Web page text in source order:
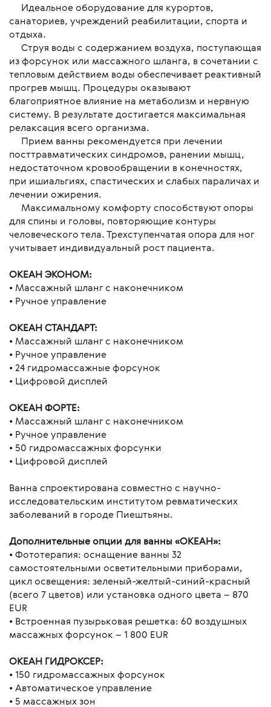
Идеальное оборудование для курортов,
санаториев, учреждений реабилитации, спорта и
отдыха.
Струя воды с содержанием воздуха, поступающая
из форсунок или массажного шланга, в сочетании с
тепловым действием воды обеспечивает реактивный
прогрев мышц. Процедуры оказывают
благоприятное влияние на метаболизм и нервную
систему. В результате достигается максимальная
релаксация всего организма.
Прием ванны рекомендуется при лечении
посттравматических синдромов, ранении мышц,
недостаточном кровообращении в конечностях,
при ишиальгиях, спастических и слабых параличах и
лечении ожирения.
Максимальному комфорту способствуют опоры
для спины и головы, повторяющие контуры
человеческого тела. Трехступенчатая опора для ног
учитывает индивидуальный рост пациента.
ОКЕАН ЭКОНОМ:
• Массажный шланг с наконечником
• Ручное управление
ОКЕАН СТАНДАРТ:
• Массажный шланг с наконечником
• Ручное управление
• 24 гидромассажные форсунок
• Цифровой дисплей
ОКЕАН ФОРТЕ:
• Массажный шланг с наконечником
• Ручное управление
• 50 гидромассажных форсунки
• Цифровой дисплей
Ванна спроектирована совместно с научно-
исследовательским институтом ревматических
заболеваний в городе Пиештьяны.
Дополнительные опции для ванны «ОКЕАН»:
• Фототерапия: оснащение ванны 32
самостоятельными осветительными приборами,
цикл освещения: зеленый-желтый-синий-красный
(всего 7 цветов) или установка одного цвета – 870
EUR
• Встроенная пузырьковая решетка: 60 воздушных
массажных форсунок – 1 800 EUR
ОКЕАН ГИДРОКСЕР:
• 150 гидромассажных форсунок
• Автоматическое управление
• 5 массажных зон